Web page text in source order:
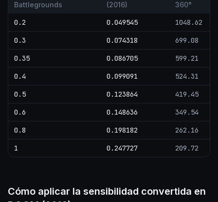
Battlegrounds
(2016)
360°
0.2 0.049545 1048.62
0.3 0.074318 699.08
0.35 0.086705 599.21
0.4 0.099091 524.31
0.5 0.123864 419.45
0.6 0.148636 349.54
0.8 0.198182 262.16
1 0.247727 209.72
Cómo aplicar la sensibilidad convertida en